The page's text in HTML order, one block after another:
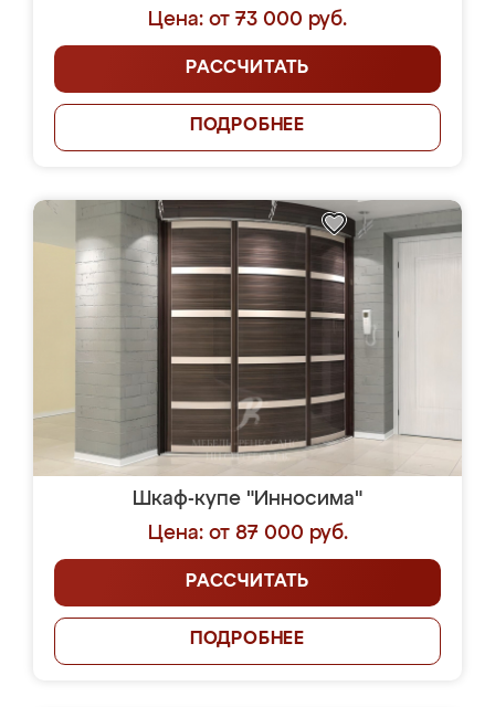
Цена: от 73 000 руб.
РАССЧИТАТЬ
ПОДРОБНЕЕ
Шкаф-купе "Инносима"
Цена: от 87 000 руб.
РАССЧИТАТЬ
ПОДРОБНЕЕ